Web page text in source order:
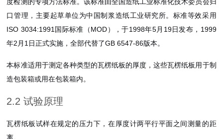
口管理，主要起草单位为中国制浆造纸工业研究所。标准等效采用
ISO 3034:1991国际标准（MOD），于1998年5月19日发布，1999
年2月1日正式实施，全部代替了GB 6547-86版本。
本标准适用于测定各种类型的瓦楞纸板的厚度，这些瓦楞纸板用于制
造包装箱或用在包装箱内。
2.2 试验原理
瓦楞纸板试样在规定的压力下，在厚度计两平行平面之间测量的距
离。